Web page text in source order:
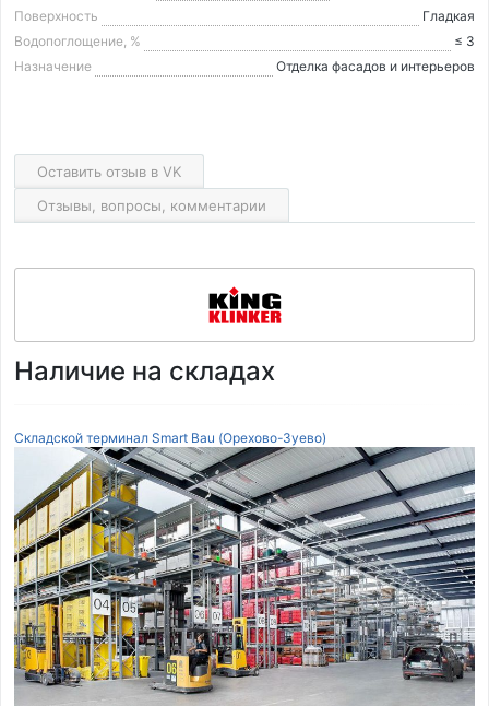
Поверхность
Гладкая
Водопоглощение, %
≤ 3
Назначение
Отделка фасадов и интерьеров
Оставить отзыв в VK
Отзывы, вопросы, комментарии
Наличие на складах
Складской терминал Smart Bau (Орехово-Зуево)